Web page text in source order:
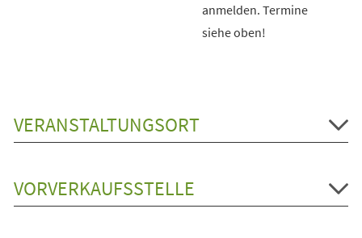
anmelden. Termine
siehe oben!
VERANSTALTUNGSORT
VORVERKAUFSSTELLE